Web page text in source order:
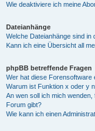
Wie deaktiviere ich meine
Dateianhänge
Welche Dateianhänge sind in
Kann ich eine Übersicht all
phpBB betreffende Fragen
Wer hat diese Forensoftware
Warum ist Funktion x oder y
An wen soll ich mich
Forum gibt?
Wie kann ich einen